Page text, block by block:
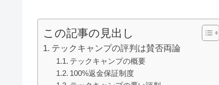
この記事の見出し
テックキャンプの評判は賛否両論
テックキャンプの概要
100%返金保証制度